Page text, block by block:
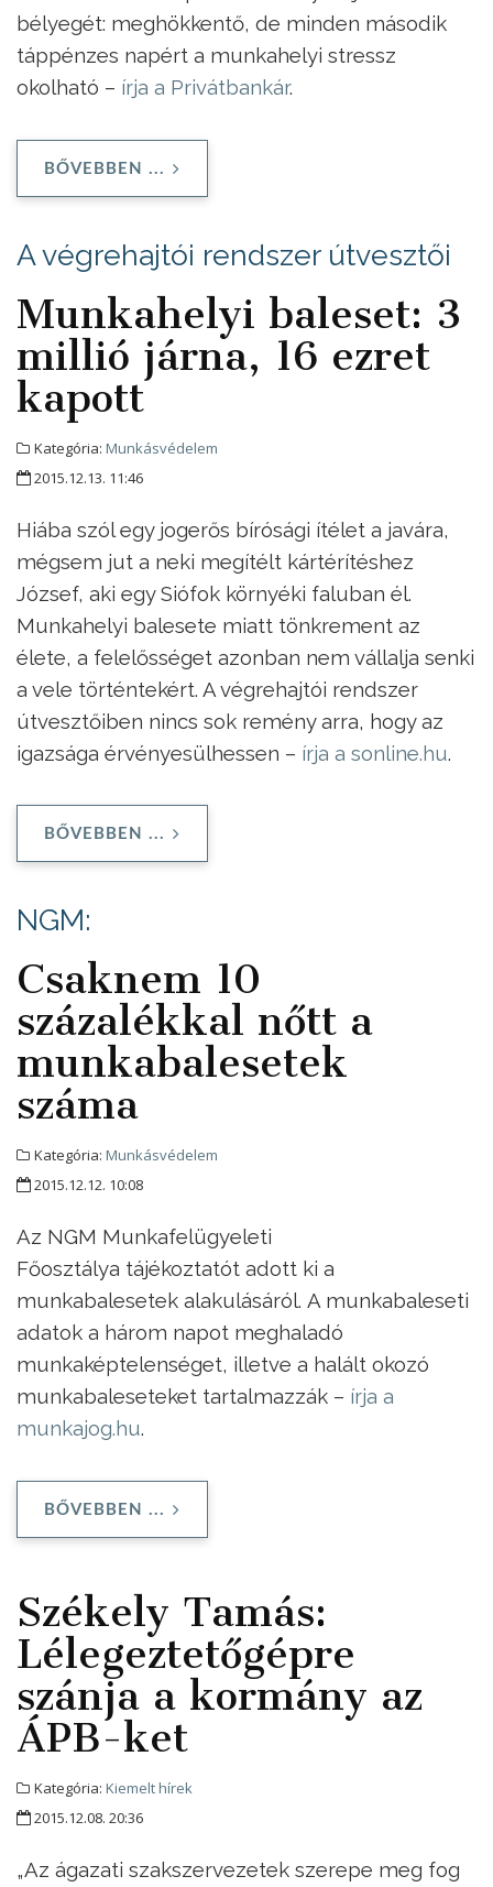
bélyegét: meghökkentő, de minden második
táppénzes napért a munkahelyi stressz
okolható – írja a Privátbankár.
BŐVEBBEN ...
A végrehajtói rendszer útvesztői
Munkahelyi baleset: 3
millió járna, 16 ezret
kapott
Kategória: Munkásvédelem
2015.12.13. 11:46
Hiába szól egy jogerős bírósági ítélet a javára,
mégsem jut a neki megítélt kártérítéshez
József, aki egy Siófok környéki faluban él.
Munkahelyi balesete miatt tönkrement az
élete, a felelősséget azonban nem vállalja senki
a vele történtekért. A végrehajtói rendszer
útvesztőiben nincs sok remény arra, hogy az
igazsága érvényesülhessen – írja a sonline.hu.
BŐVEBBEN ...
NGM:
Csaknem 10
százalékkal nőtt a
munkabalesetek
száma
Kategória: Munkásvédelem
2015.12.12. 10:08
Az NGM Munkafelügyeleti
Főosztálya tájékoztatót adott ki a
munkabalesetek alakulásáról. A munkabaleseti
adatok a három napot meghaladó
munkaképtelenséget, illetve a halált okozó
munkabaleseteket tartalmazzák – írja a
munkajog.hu.
BŐVEBBEN ...
Székely Tamás:
Lélegeztetőgépre
szánja a kormány az
ÁPB-ket
Kategória: Kiemelt hírek
2015.12.08. 20:36
„Az ágazati szakszervezetek szerepe meg fog